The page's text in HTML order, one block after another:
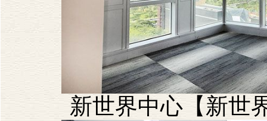
新世界中心【新世